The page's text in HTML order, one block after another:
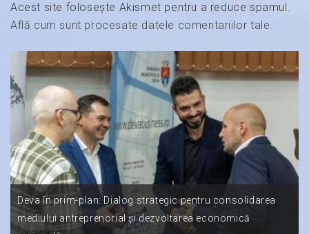
Acest site folosește Akismet pentru a reduce spamul.
Află cum sunt procesate datele comentariilor tale.
Deva în prim-plan: Dialog strategic pentru consolidarea
mediului antreprenorial și dezvoltarea economică